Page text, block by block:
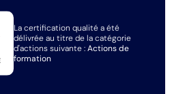
La certification qualité a été
délivrée au titre de la catégorie
d'actions suivante :Actions de
formation